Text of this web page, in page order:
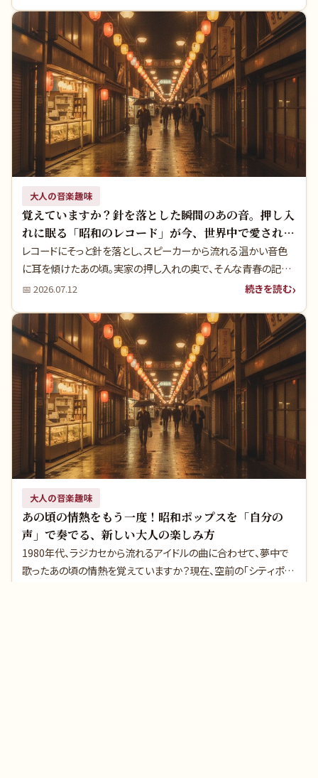
に通うことなく、圧倒的にコスパ良く、自宅で自分のペースで楽器
（ギターやサックス）をマスターするための秘密の道具（マナビーノ
DVD教本・石橋楽器店）をご紹介します。
大人の音楽趣味
覚えていますか？針を落とした瞬間のあの音。押し入
れに眠る「昭和のレコード」が今、世界中で愛される
理由
レコードにそっと針を落とし、スピーカーから流れる温かい音色
に耳を傾けたあの頃。実家の押し入れの奥で、そんな青春の記憶
が詰まった昭和のアナログレコードやカセットテープ、古いオーデ
ムにより、あの頃のレコードが「文化遺産」として驚くほどの価値を
持っています。本記事では、大切な思い出の品を、本当に価値のわ
かるプロ（BeeRecords、エコストアレコード、e☆イヤホン）に託
し、次の世代へ繋ぎながら賢くお金に換える方法をご紹介します。
📅2026.07.12 続きを読む
大人の音楽趣味
あの頃の情熱をもう一度！昭和ポップスを「自分の
声」で奏でる、新しい大人の楽しみ方
1980年代、ラジカセから流れるアイドルの曲に合わせて、夢中で
歌ったあの頃の情熱を覚えていますか？現在、空前の「シティポッ